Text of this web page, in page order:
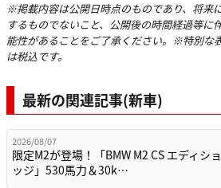
※掲載内容は公開日時点のものであり、将来
するものでないこと、公開後の時間経過等に
能性があることをご了承ください。※特別な
は税込です。
最新の関連記事(新車)
2026/08/07
限定M2が登場！「BMW M2 CS エディシ
ッジ」530馬力＆30k…